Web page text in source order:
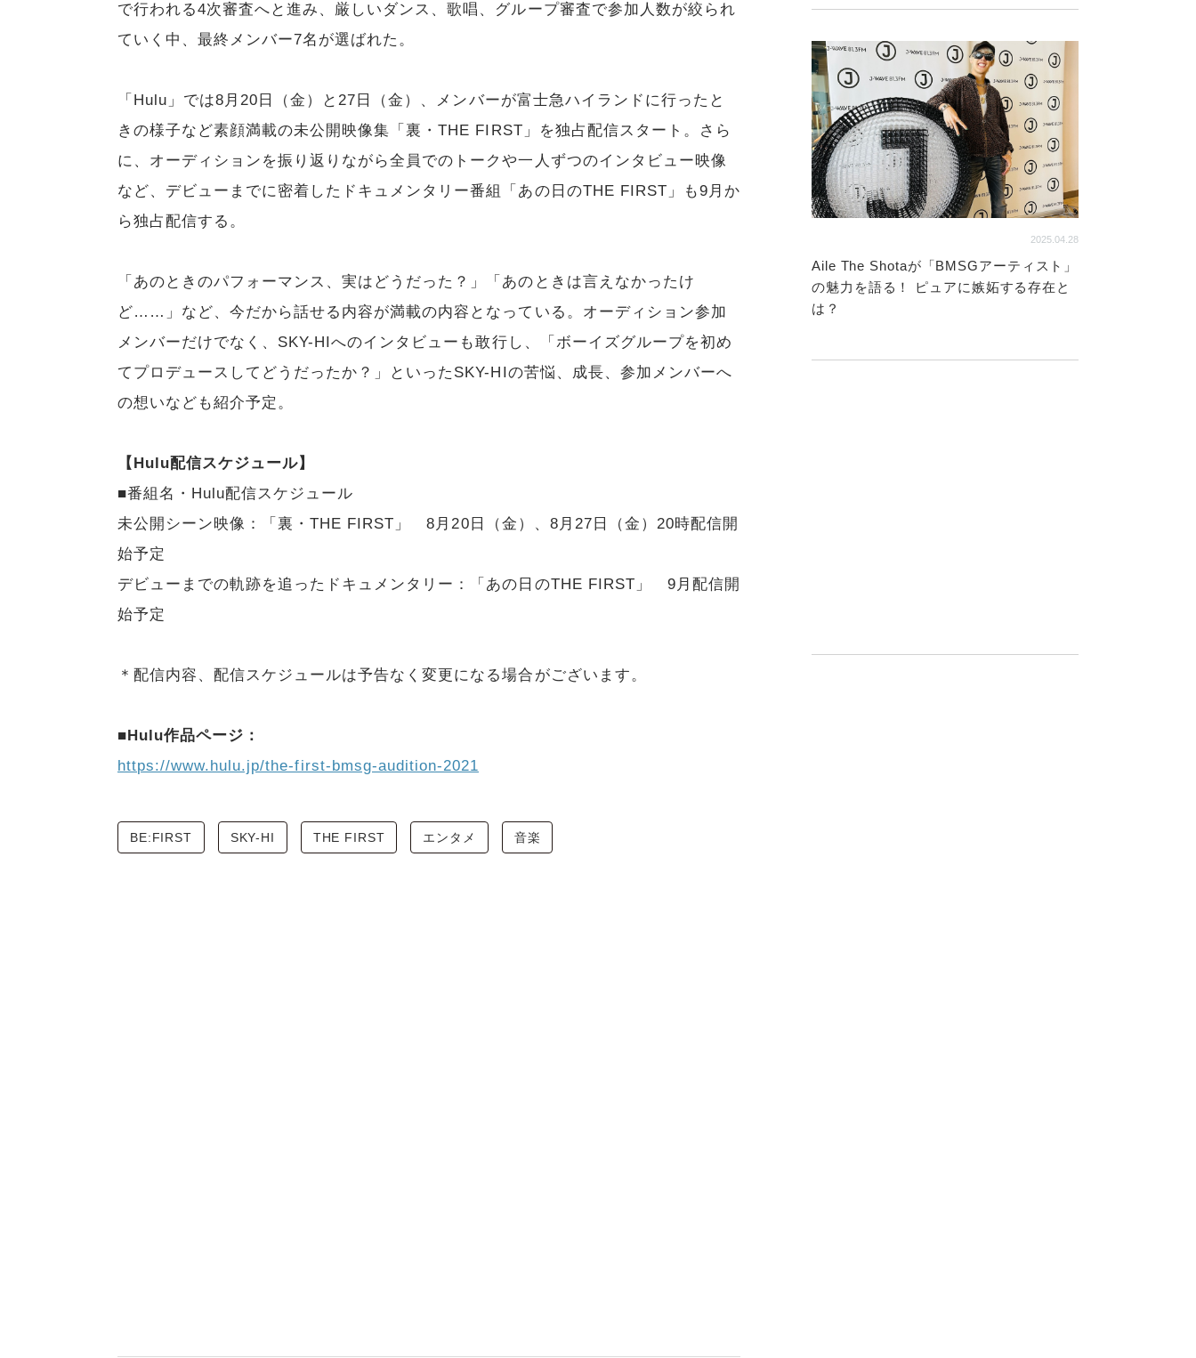
で行われる4次審査へと進み、厳しいダンス、歌唱、グループ審査で参加人数が絞られ
ていく中、最終メンバー7名が選ばれた。
「Hulu」では8月20日（金）と27日（金）、メンバーが富士急ハイランドに行ったと
きの様子など素顔満載の未公開映像集「裏・THE FIRST」を独占配信スタート。さら
に、オーディションを振り返りながら全員でのトークや一人ずつのインタビュー映像
など、デビューまでに密着したドキュメンタリー番組「あの日のTHE FIRST」も9月か
ら独占配信する。
「あのときのパフォーマンス、実はどうだった？」「あのときは言えなかったけ
ど……」など、今だから話せる内容が満載の内容となっている。オーディション参加
メンバーだけでなく、SKY-HIへのインタビューも敢行し、「ボーイズグループを初め
てプロデュースしてどうだったか？」といったSKY-HIの苦悩、成長、参加メンバーへ
の想いなども紹介予定。
【Hulu配信スケジュール】
■番組名・Hulu配信スケジュール
未公開シーン映像：「裏・THE FIRST」 8月20日（金）、8月27日（金）20時配信開
始予定
デビューまでの軌跡を追ったドキュメンタリー：「あの日のTHE FIRST」 9月配信開
始予定
＊配信内容、配信スケジュールは予告なく変更になる場合がございます。
■Hulu作品ページ：
https://www.hulu.jp/the-first-bmsg-audition-2021
BE:FIRST SKY-HI THE FIRST エンタメ 音楽
2025.04.28
Aile The Shotaが「BMSGアーティスト」
の魅力を語る！ ピュアに嫉妬する存在と
は？